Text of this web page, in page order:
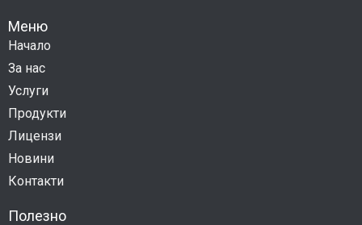
Меню
Начало
За нас
Услуги
Продукти
Лицензи
Новини
Контакти
Полезно